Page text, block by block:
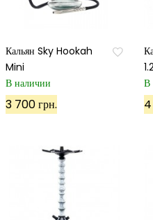
Кальян Sky Hookah
Mini
В наличии
3 700 грн.
В